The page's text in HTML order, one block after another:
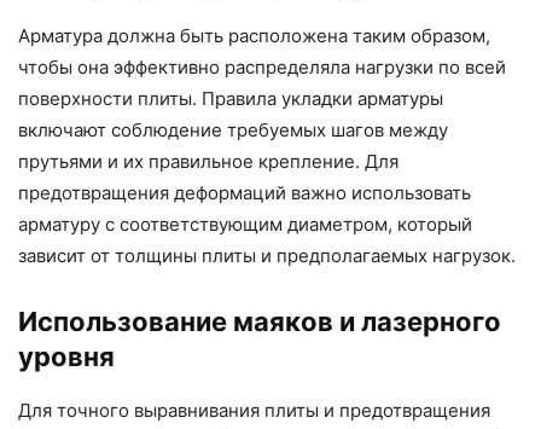
Арматура должна быть расположена таким образом,
чтобы она эффективно распределяла нагрузки по всей
поверхности плиты. Правила укладки арматуры
включают соблюдение требуемых шагов между
прутьями и их правильное крепление. Для
предотвращения деформаций важно использовать
арматуру с соответствующим диаметром, который
зависит от толщины плиты и предполагаемых нагрузок.
Использование маяков и лазерного
уровня
Для точного выравнивания плиты и предотвращения